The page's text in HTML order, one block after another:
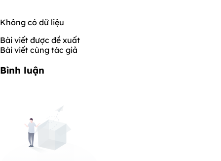
Không có dữ liệu
Bài viết được đề xuất
Bài viết cùng tác giả
Bình luận